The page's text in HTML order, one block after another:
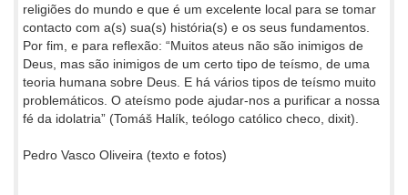
religiões do mundo e que é um excelente local para se tomar
contacto com a(s) sua(s) história(s) e os seus fundamentos.
Por fim, e para reflexão: “Muitos ateus não são inimigos de
Deus, mas são inimigos de um certo tipo de teísmo, de uma
teoria humana sobre Deus. E há vários tipos de teísmo muito
problemáticos. O ateísmo pode ajudar-nos a purificar a nossa
fé da idolatria” (Tomáš Halík, teólogo católico checo, dixit).
Pedro Vasco Oliveira (texto e fotos)